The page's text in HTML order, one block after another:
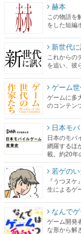
赫本
この物語を
をした短編
新世代に
これからの
を追い、彼
ゲーム
ゲームに多
のコンテン
日本モ
日本のモバ
網羅するほ
載。約20年
若ゲの
『うつヌ
生によるゲ
なんで
ゲーム開発
な形から解